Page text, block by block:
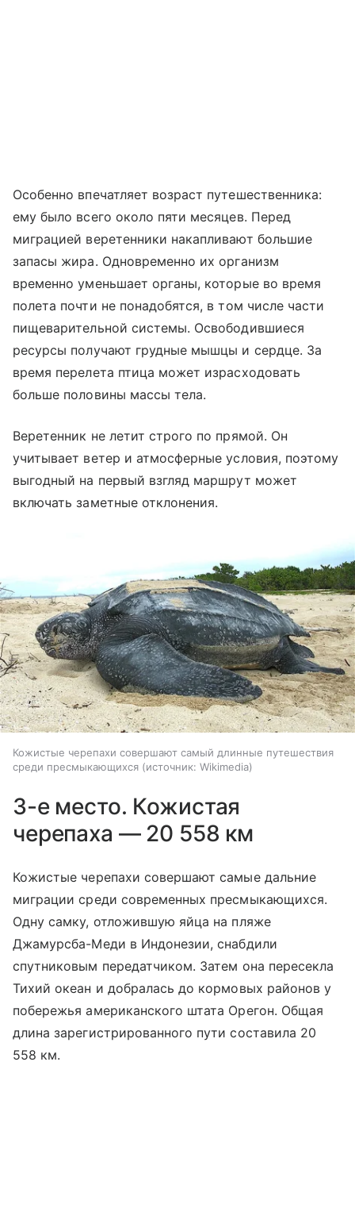
Особенно впечатляет возраст путешественника:
ему было всего около пяти месяцев. Перед
миграцией веретенники накапливают большие
запасы жира. Одновременно их организм
временно уменьшает органы, которые во время
полета почти не понадобятся, в том числе части
пищеварительной системы. Освободившиеся
ресурсы получают грудные мышцы и сердце. За
время перелета птица может израсходовать
больше половины массы тела.
Веретенник не летит строго по прямой. Он
учитывает ветер и атмосферные условия, поэтому
выгодный на первый взгляд маршрут может
включать заметные отклонения.
Кожистые черепахи совершают самый длинные путешествия
среди пресмыкающихся
источник: Wikimedia
3-е место. Кожистая
черепаха — 20 558 км
Кожистые черепахи совершают самые дальние
миграции среди современных пресмыкающихся.
Одну самку, отложившую яйца на пляже
Джамурсба-Меди в Индонезии, снабдили
спутниковым передатчиком. Затем она пересекла
Тихий океан и добралась до кормовых районов у
побережья американского штата Орегон. Общая
длина зарегистрированного пути составила 20
558 км.